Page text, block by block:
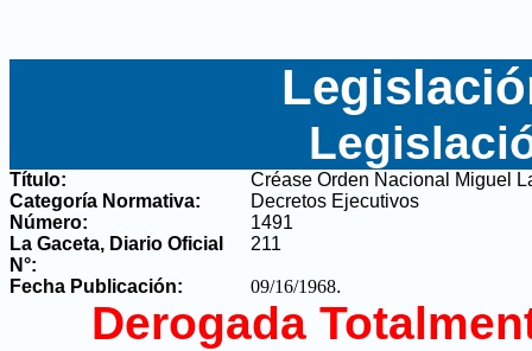
Título:
Créase Orden Nacional Miguel
Categoría Normativa:
Decretos Ejecutivos
Número:
1491
La Gaceta, Diario Oficial
N°:
211
Fecha Publicación: 09/16/1968.
Derogada